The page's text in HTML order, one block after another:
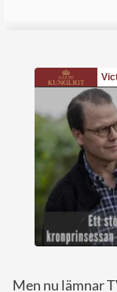
Men nu lämnar